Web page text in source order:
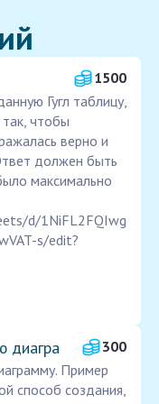
1500
Гугл таблицу,
чтобы
верно и
должен быть
максимально
d/1NiFL2FQIwg
s/edit?
диагра
300
Пример
способ создания,